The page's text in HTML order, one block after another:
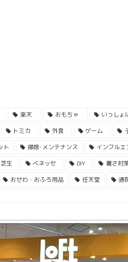
楽天 おもちゃ いっしょ
トミカ 外食 ゲーム
ト
掃除･メンテナンス インフルエ
芝生 ベネッセ DIY 暑さ対
おせわ・おふろ用品 任天堂 通